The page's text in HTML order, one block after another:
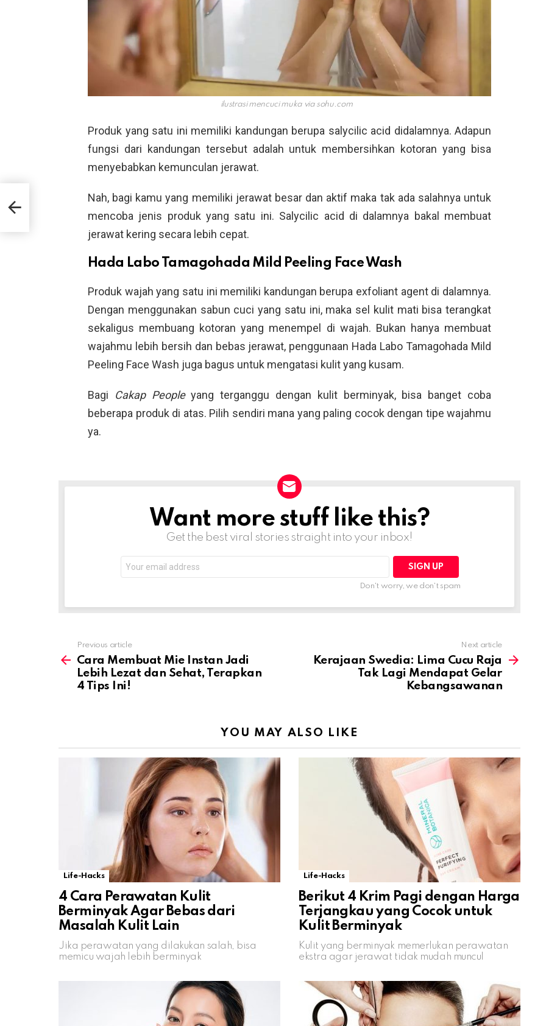
ilustrasi mencuci muka via sohu.com
Produk yang satu ini memiliki kandungan berupa salycilic acid didalamnya. Adapun
fungsi dari kandungan tersebut adalah untuk membersihkan kotoran yang bisa
menyebabkan kemunculan jerawat.
Nah, bagi kamu yang memiliki jerawat besar dan aktif maka tak ada salahnya untuk
mencoba jenis produk yang satu ini. Salycilic acid di dalamnya bakal membuat
jerawat kering secara lebih cepat.
Hada Labo Tamagohada Mild Peeling Face Wash
Produk wajah yang satu ini memiliki kandungan berupa exfoliant agent di dalamnya.
Dengan menggunakan sabun cuci yang satu ini, maka sel kulit mati bisa terangkat
sekaligus membuang kotoran yang menempel di wajah. Bukan hanya membuat
wajahmu lebih bersih dan bebas jerawat, penggunaan Hada Labo Tamagohada Mild
Peeling Face Wash juga bagus untuk mengatasi kulit yang kusam.
Bagi Cakap Peopleyang terganggu dengan kulit berminyak, bisa banget coba
beberapa produk di atas. Pilih sendiri mana yang paling cocok dengan tipe wajahmu
ya.
NEWSLETTERWant more stuff like this?
Get the best viral stories straight into your inbox!
address:
Don't worry, we don't spam
more
Previous article
Cara Membuat Mie Instan Jadi
Lebih Lezat dan Sehat, Terapkan
4 Tips Ini!
Next article
Kerajaan Swedia: Lima Cucu Raja
Tak Lagi Mendapat Gelar
Kebangsawanan
YOU MAY ALSO LIKE
Life-Hacks
4 Cara Perawatan Kulit
Berminyak Agar Bebas dari
Masalah Kulit Lain
Jika perawatan yang dilakukan salah, bisa
memicu wajah lebih berminyak
Life-Hacks
Berikut 4 Krim Pagi dengan Harga
Terjangkau yang Cocok untuk
Kulit Berminyak
Kulit yang berminyak memerlukan perawatan
ekstra agar jerawat tidak mudah muncul
4